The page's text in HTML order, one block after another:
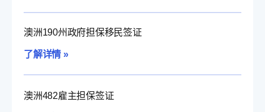
澳洲190州政府担保移民签证
了解详情 »
澳洲482雇主担保签证